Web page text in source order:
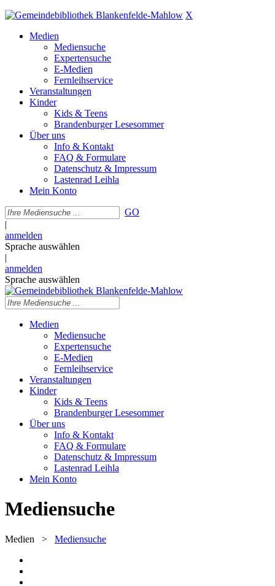
X
Medien
Mediensuche
Expertensuche
E-Medien
Fernleihservice
Veranstaltungen
Kinder
Kids & Teens
Brandenburger Lesesommer
Über uns
Info & Kontakt
FAQ & Formulare
Datenschutz & Impressum
Lastenrad Leihla
Mein Konto
GO
|
anmelden
Sprache auswählen
|
anmelden
Sprache auswählen
Medien
Mediensuche
Expertensuche
E-Medien
Fernleihservice
Veranstaltungen
Kinder
Kids & Teens
Brandenburger Lesesommer
Über uns
Info & Kontakt
FAQ & Formulare
Datenschutz & Impressum
Lastenrad Leihla
Mein Konto
Mediensuche
Medien > Mediensuche